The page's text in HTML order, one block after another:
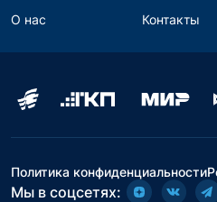
О нас
Контакты
Политика конфиденциальности
Мы в соцсетях: